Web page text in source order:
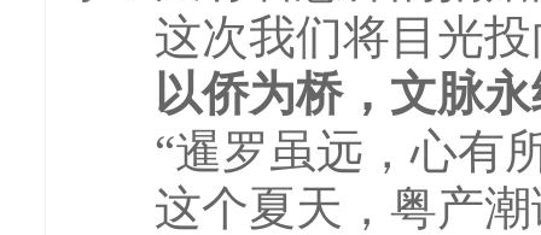
这次我们将目光投
以侨为桥，文脉永
“暹罗虽远，心有所
这个夏天，粤产潮